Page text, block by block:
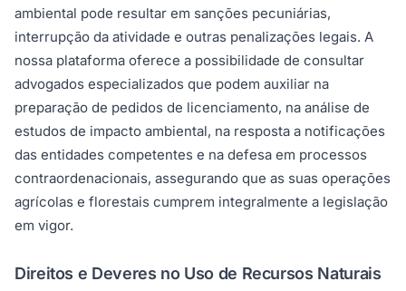
ambiental pode resultar em sanções pecuniárias,
interrupção da atividade e outras penalizações legais. A
nossa plataforma oferece a possibilidade de consultar
advogados especializados que podem auxiliar na
preparação de pedidos de licenciamento, na análise de
estudos de impacto ambiental, na resposta a notificações
das entidades competentes e na defesa em processos
contraordenacionais, assegurando que as suas operações
agrícolas e florestais cumprem integralmente a legislação
em vigor.
Direitos e Deveres no Uso de Recursos Naturais